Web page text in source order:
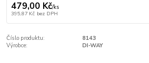
479,00 Kč/ks
395,87 Kč bez DPH
Číslo produktu:
8143
Výrobce:
DI-WAY